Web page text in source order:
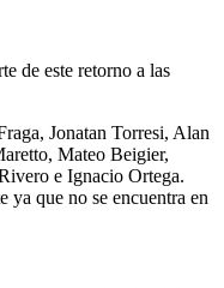
de este retorno a las
Jonatan Torresi, Alan
Mateo Beigier,
e Ignacio Ortega.
ya que no se encuentra en